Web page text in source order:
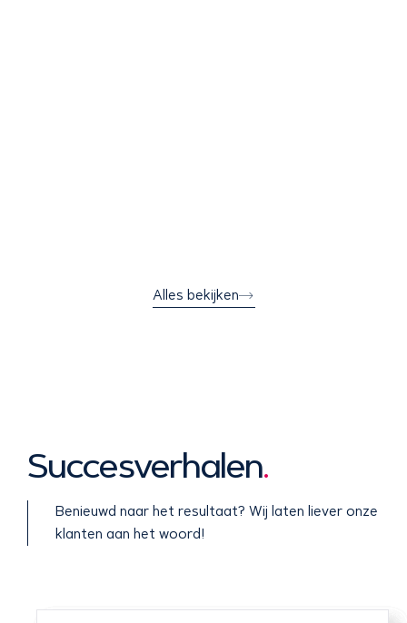
Alles bekijken
Succesverhalen.
Benieuwd naar het resultaat? Wij laten liever onze
klanten aan het woord!